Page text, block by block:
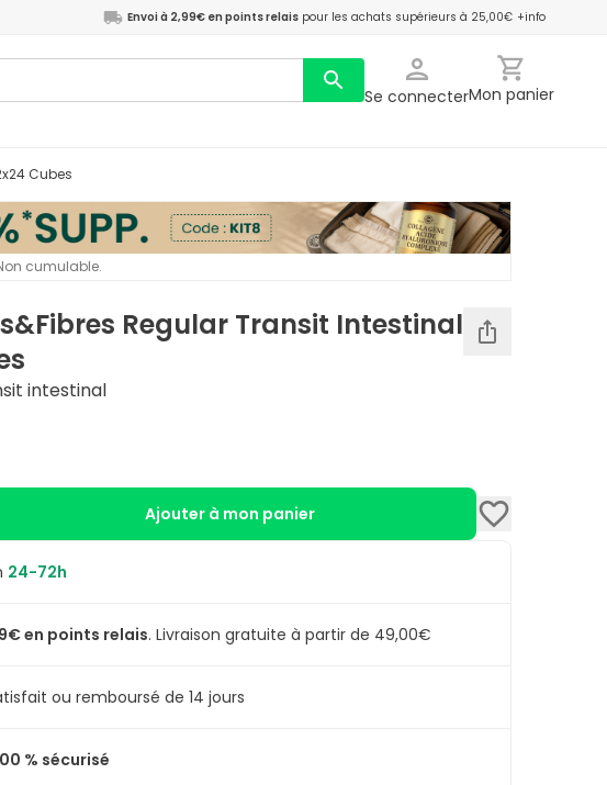
Envoi à 2,99€ en points relais pour les achats supérieurs à 25,00€ +info
Se connecterMon panier
Cubes
cumulable.
Regular Transit Intestinal
intestinal
Ajouter à mon panier
24-72h
en points relais. Livraison gratuite à partir de 49,00€
ou remboursé de 14 jours
% sécurisé